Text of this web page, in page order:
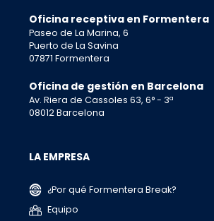
Oficina receptiva en Formentera
Paseo de La Marina, 6
Puerto de La Savina
07871 Formentera
Oficina de gestión en Barcelona
Av. Riera de Cassoles 63, 6° - 3ª
08012 Barcelona
LA EMPRESA
¿Por qué Formentera Break?
Equipo